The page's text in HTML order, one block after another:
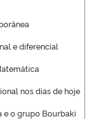
e diferencial
nos dias de hoje
e o grupo Bourbaki